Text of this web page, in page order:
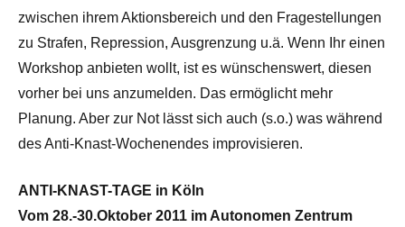
zwischen ihrem Aktionsbereich und den Fragestellungen
zu Strafen, Repression, Ausgrenzung u.ä. Wenn Ihr einen
Workshop anbieten wollt, ist es wünschenswert, diesen
vorher bei uns anzumelden. Das ermöglicht mehr
Planung. Aber zur Not lässt sich auch (s.o.) was während
des Anti-Knast-Wochenendes improvisieren.
ANTI-KNAST-TAGE in Köln
Vom 28.-30.Oktober 2011 im Autonomen Zentrum